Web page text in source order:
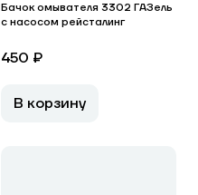
Бачок омывателя 3302 ГАЗель
с насосом рейсталинг
450 ₽
В корзину